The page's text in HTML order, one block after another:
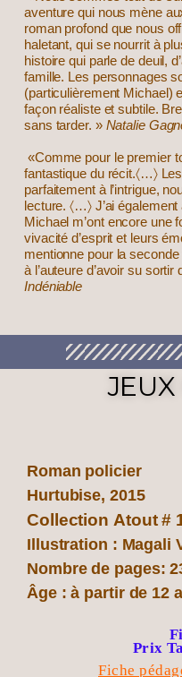
aventure qui nous mène
roman profond que nous
haletant, qui se nourrit à
histoire qui parle de deuil,
famille. Les personnages
(particulièrement Michael)
façon réaliste et subtile.
sans tarder. » Natalie
«Comme pour le premier
fantastique du récit.〈…〉
parfaitement à l’intrigue,
lecture. 〈…〉 J’ai
Michael m’ont encore une
vivacité d’esprit et leurs
mentionne pour la seconde
à l’auteure d’avoir su
Indéniable
Roman policier
Hurtubise, 2015
Collection Atout #
Illustration : Magali
Nombre de pages:
Âge : à partir de 12
Prix
Fiche